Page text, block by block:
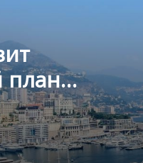
план
изменится в